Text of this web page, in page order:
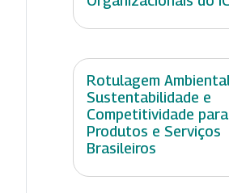
Rotulagem
Sustentabilidade e
Competitividade para
Produtos e Serviços
Brasileiros